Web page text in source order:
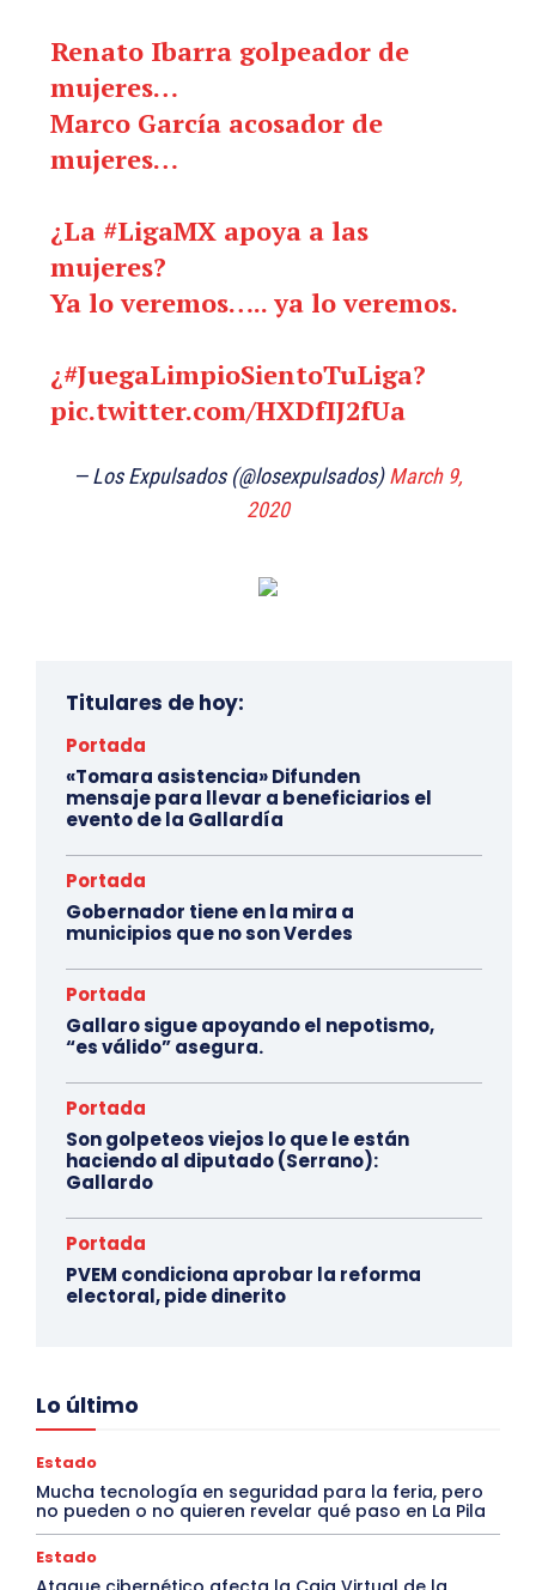
Renato Ibarra golpeador de
mujeres…
Marco García acosador de
mujeres…
¿La #LigaMXapoya a las
mujeres?
Ya lo veremos….. ya lo veremos.
¿#JuegaLimpioSientoTuLiga?
pic.twitter.com/HXDfIJ2fUa
— Los Expulsados (@losexpulsados)March 9,
2020
Titulares de hoy:
Portada
«Tomara asistencia» Difunden
mensaje para llevar a beneficiarios el
evento de la Gallardía
Portada
Gobernador tiene en la mira a
municipios que no son Verdes
Portada
Gallaro sigue apoyando el nepotismo,
“es válido” asegura.
Portada
Son golpeteos viejos lo que le están
haciendo al diputado (Serrano):
Gallardo
Portada
PVEM condiciona aprobar la reforma
electoral, pide dinerito
Lo último
Estado
Mucha tecnología en seguridad para la feria, pero
no pueden o no quieren revelar qué paso en La Pila
Estado